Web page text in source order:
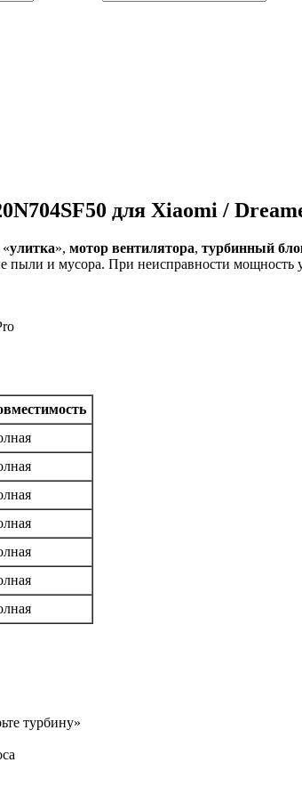
для Xiaomi /
«улитка», мотор вентилятора, турбинный
пыли и мусора. При неисправности
турбину»